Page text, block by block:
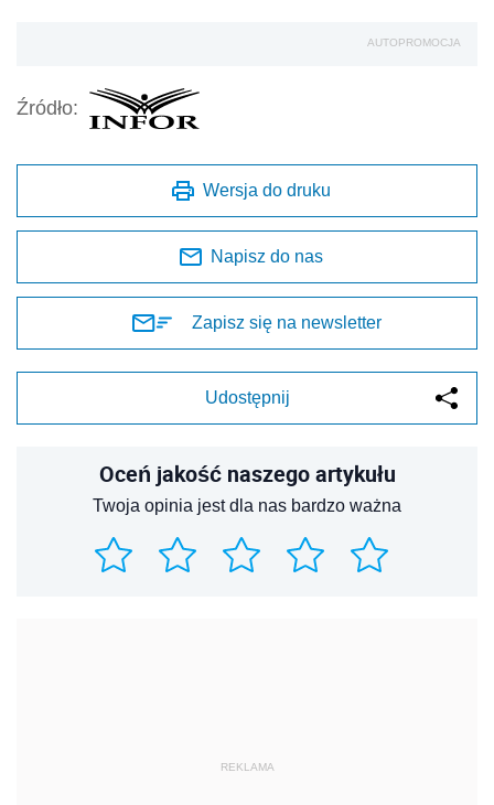
AUTOPROMOCJA
Źródło:
Wersja do druku
Napisz do nas
Zapisz się na newsletter
Udostępnij
Oceń jakość naszego artykułu
Twoja opinia jest dla nas bardzo ważna
REKLAMA